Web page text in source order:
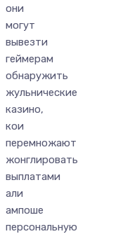
они
могут
вывезти
геймерам
обнаружить
жульнические
казино,
кои
перемножают
жонглировать
выплатами
али
ампоше
персональную